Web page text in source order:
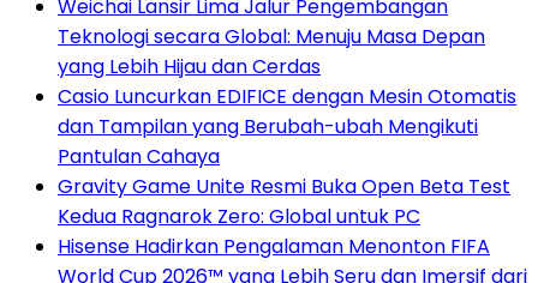
Weichai Lansir Lima Jalur Pengembangan
Teknologi secara Global: Menuju Masa Depan
yang Lebih Hijau dan Cerdas
Casio Luncurkan EDIFICE dengan Mesin Otomatis
dan Tampilan yang Berubah-ubah Mengikuti
Pantulan Cahaya
Gravity Game Unite Resmi Buka Open Beta Test
Kedua Ragnarok Zero: Global untuk PC
Hisense Hadirkan Pengalaman Menonton FIFA
World Cup 2026™ yang Lebih Seru dan Imersif dari